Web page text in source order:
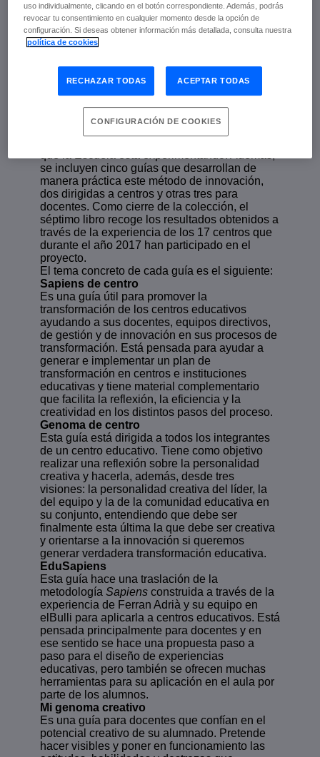
profesores y sus alumnos. Se trata de la
culminación del proyecto Escuelas Creativas,
desarrollado por Fundación Telefónica,
educación el método de creatividad e
innovación que el cocinero Ferran Adrià
En el primero de los libros se contextualiza el
se incluyen cinco guías que desarrollan de
manera práctica este método de innovación,
dos dirigidas a centros y otras tres para
docentes. Como cierre de la colección, el
séptimo libro recoge los resultados obtenidos a
través de la experiencia de los 17 centros que
durante el año 2017 han participado en el
proyecto.
El tema concreto de cada guía es el siguiente:
Sapiens de centro
Es una guía útil para promover la
transformación de los centros educativos
ayudando a sus docentes, equipos directivos,
de gestión y de innovación en sus procesos de
transformación. Está pensada para ayudar a
generar e implementar un plan de
transformación en centros e instituciones
educativas y tiene material complementario
que facilita la reflexión, la eficiencia y la
creatividad en los distintos pasos del proceso.
Genoma de centro
Esta guía está dirigida a todos los integrantes
de un centro educativo. Tiene como objetivo
realizar una reflexión sobre la personalidad
creativa y hacerla, además, desde tres
visiones: la personalidad creativa del líder, la
del equipo y la de la comunidad educativa en
su conjunto, entendiendo que debe ser
finalmente esta última la que debe ser creativa
y orientarse a la innovación si queremos
generar verdadera transformación educativa.
EduSapiens
Esta guía hace una traslación de la
metodología Sapiens construida a través de la
experiencia de Ferran Adrià y su equipo en
elBulli para aplicarla a centros educativos. Está
pensada principalmente para docentes y en
ese sentido se hace una propuesta paso a
paso para el diseño de experiencias
educativas, pero también se ofrecen muchas
herramientas para su aplicación en el aula por
parte de los alumnos.
Mi genoma creativo
Es una guía para docentes que confían en el
potencial creativo de su alumnado. Pretende
hacer visibles y poner en funcionamiento las
uso individualmente, clicando en el botón correspondiente. Además, podrás
revocar tu consentimiento en cualquier momento desde la opción de
configuración. Si deseas obtener información más detallada, consulta nuestra
política de cookies
RECHAZAR TODAS ACEPTAR TODAS
CONFIGURACIÓN DE COOKIES